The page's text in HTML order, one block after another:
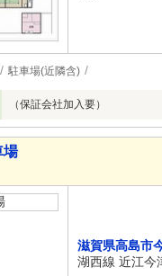
駐車場(近隣含)
（保証会社加入要）
場
滋賀県高島市
湖西線 近江今